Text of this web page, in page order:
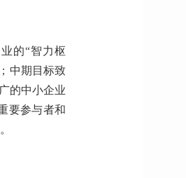
的“智力枢
中期目标致
的中小企业
要参与者和